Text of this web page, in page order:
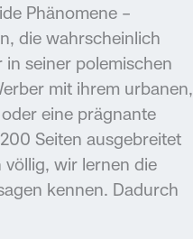
Phänomene –
die wahrscheinlich
seiner polemischen
mit ihrem urbanen,
eine prägnante
Seiten ausgebreitet
wir lernen die
kennen. Dadurch